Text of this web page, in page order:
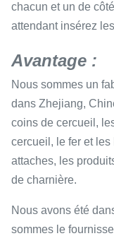
chacun et un de
attendant insérez
Avantage :
Nous sommes un
dans Zhejiang,
coins de cercueil,
cercueil, le fer et
attaches, les
de charnière.
Nous avons été
sommes le